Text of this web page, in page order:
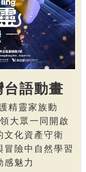
台語動畫
精靈家族動
大眾一同開啟
文化資產守衛
冒險中自然學習
感魅力